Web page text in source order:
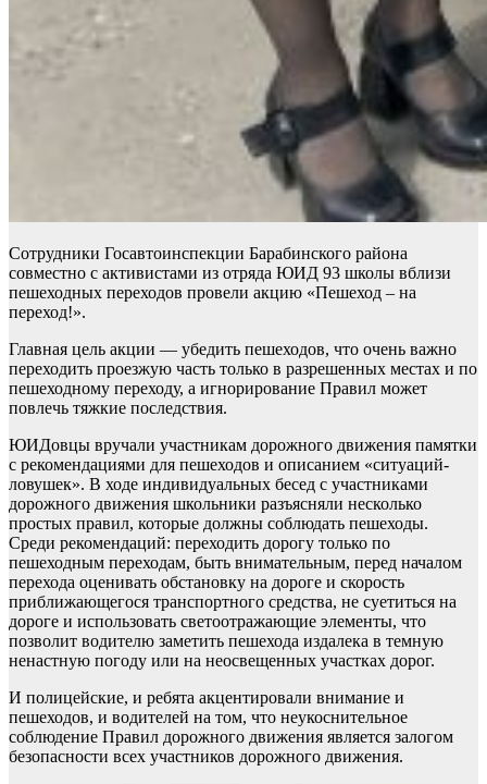
Сотрудники Госавтоинспекции Барабинского района
совместно с активистами из отряда ЮИД 93 школы вблизи
пешеходных переходов провели акцию «Пешеход – на
переход!».
Главная цель акции — убедить пешеходов, что очень важно
переходить проезжую часть только в разрешенных местах и по
пешеходному переходу, а игнорирование Правил может
повлечь тяжкие последствия.
ЮИДовцы вручали участникам дорожного движения памятки
с рекомендациями для пешеходов и описанием «ситуаций-
ловушек». В ходе индивидуальных бесед с участниками
дорожного движения школьники разъясняли несколько
простых правил, которые должны соблюдать пешеходы.
Среди рекомендаций: переходить дорогу только по
пешеходным переходам, быть внимательным, перед началом
перехода оценивать обстановку на дороге и скорость
приближающегося транспортного средства, не суетиться на
дороге и использовать светоотражающие элементы, что
позволит водителю заметить пешехода издалека в темную
ненастную погоду или на неосвещенных участках дорог.
И полицейские, и ребята акцентировали внимание и
пешеходов, и водителей на том, что неукоснительное
соблюдение Правил дорожного движения является залогом
безопасности всех участников дорожного движения.